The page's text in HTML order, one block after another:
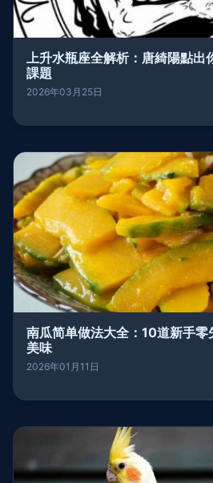
上升水瓶座全解析：唐綺陽點出
課題
2026年03月25日
南瓜简单做法大全：10道新手
美味
2026年01月11日